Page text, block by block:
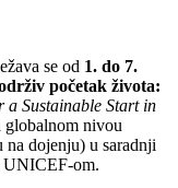
se od 1. do 7.
početak života:
a Sustainable Start in
globalnom nivou
dojenju) u saradnji
UNICEF-om.